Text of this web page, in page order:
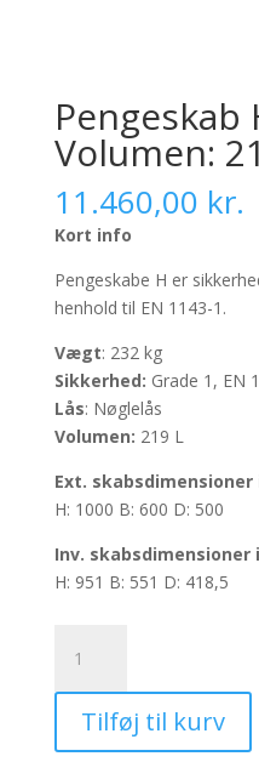
Pengeskab
Volumen:
11.460,00 kr.
Kort info
Pengeskabe H er
henhold til EN 1143-1.
Vægt: 232 kg
Sikkerhed: Grade 1, EN
Lås: Nøglelås
Volumen: 219 L
Ext. skabsdimensioner
H: 1000 B: 600 D: 500
Inv. skabsdimensioner
H: 951 B: 551 D: 418,5
H100K
–
Volumen:
219L
Tilføj til kurv